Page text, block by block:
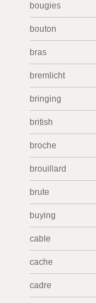
bougies
bouton
bras
bremlicht
bringing
british
broche
brouillard
brute
buying
cable
cache
cadre